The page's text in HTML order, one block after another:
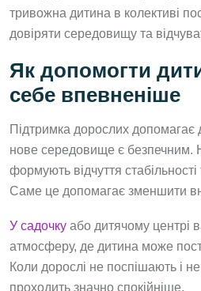
тривожна дитина в колективі
довіряти середовищу та
Як допомогти
себе впевненіше
Підтримка дорослих допомагає
нове середовище є безпечним.
формують відчуття
Саме це допомагає зменшити
У садочку або дитячому центрі
атмосферу, де дитина може
Коли дорослі не поспішають і
проходить значно спокійніше.